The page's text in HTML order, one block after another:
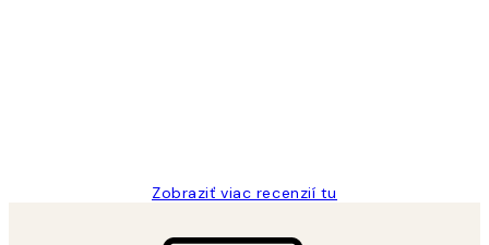
Zobraziť viac recenzií tu